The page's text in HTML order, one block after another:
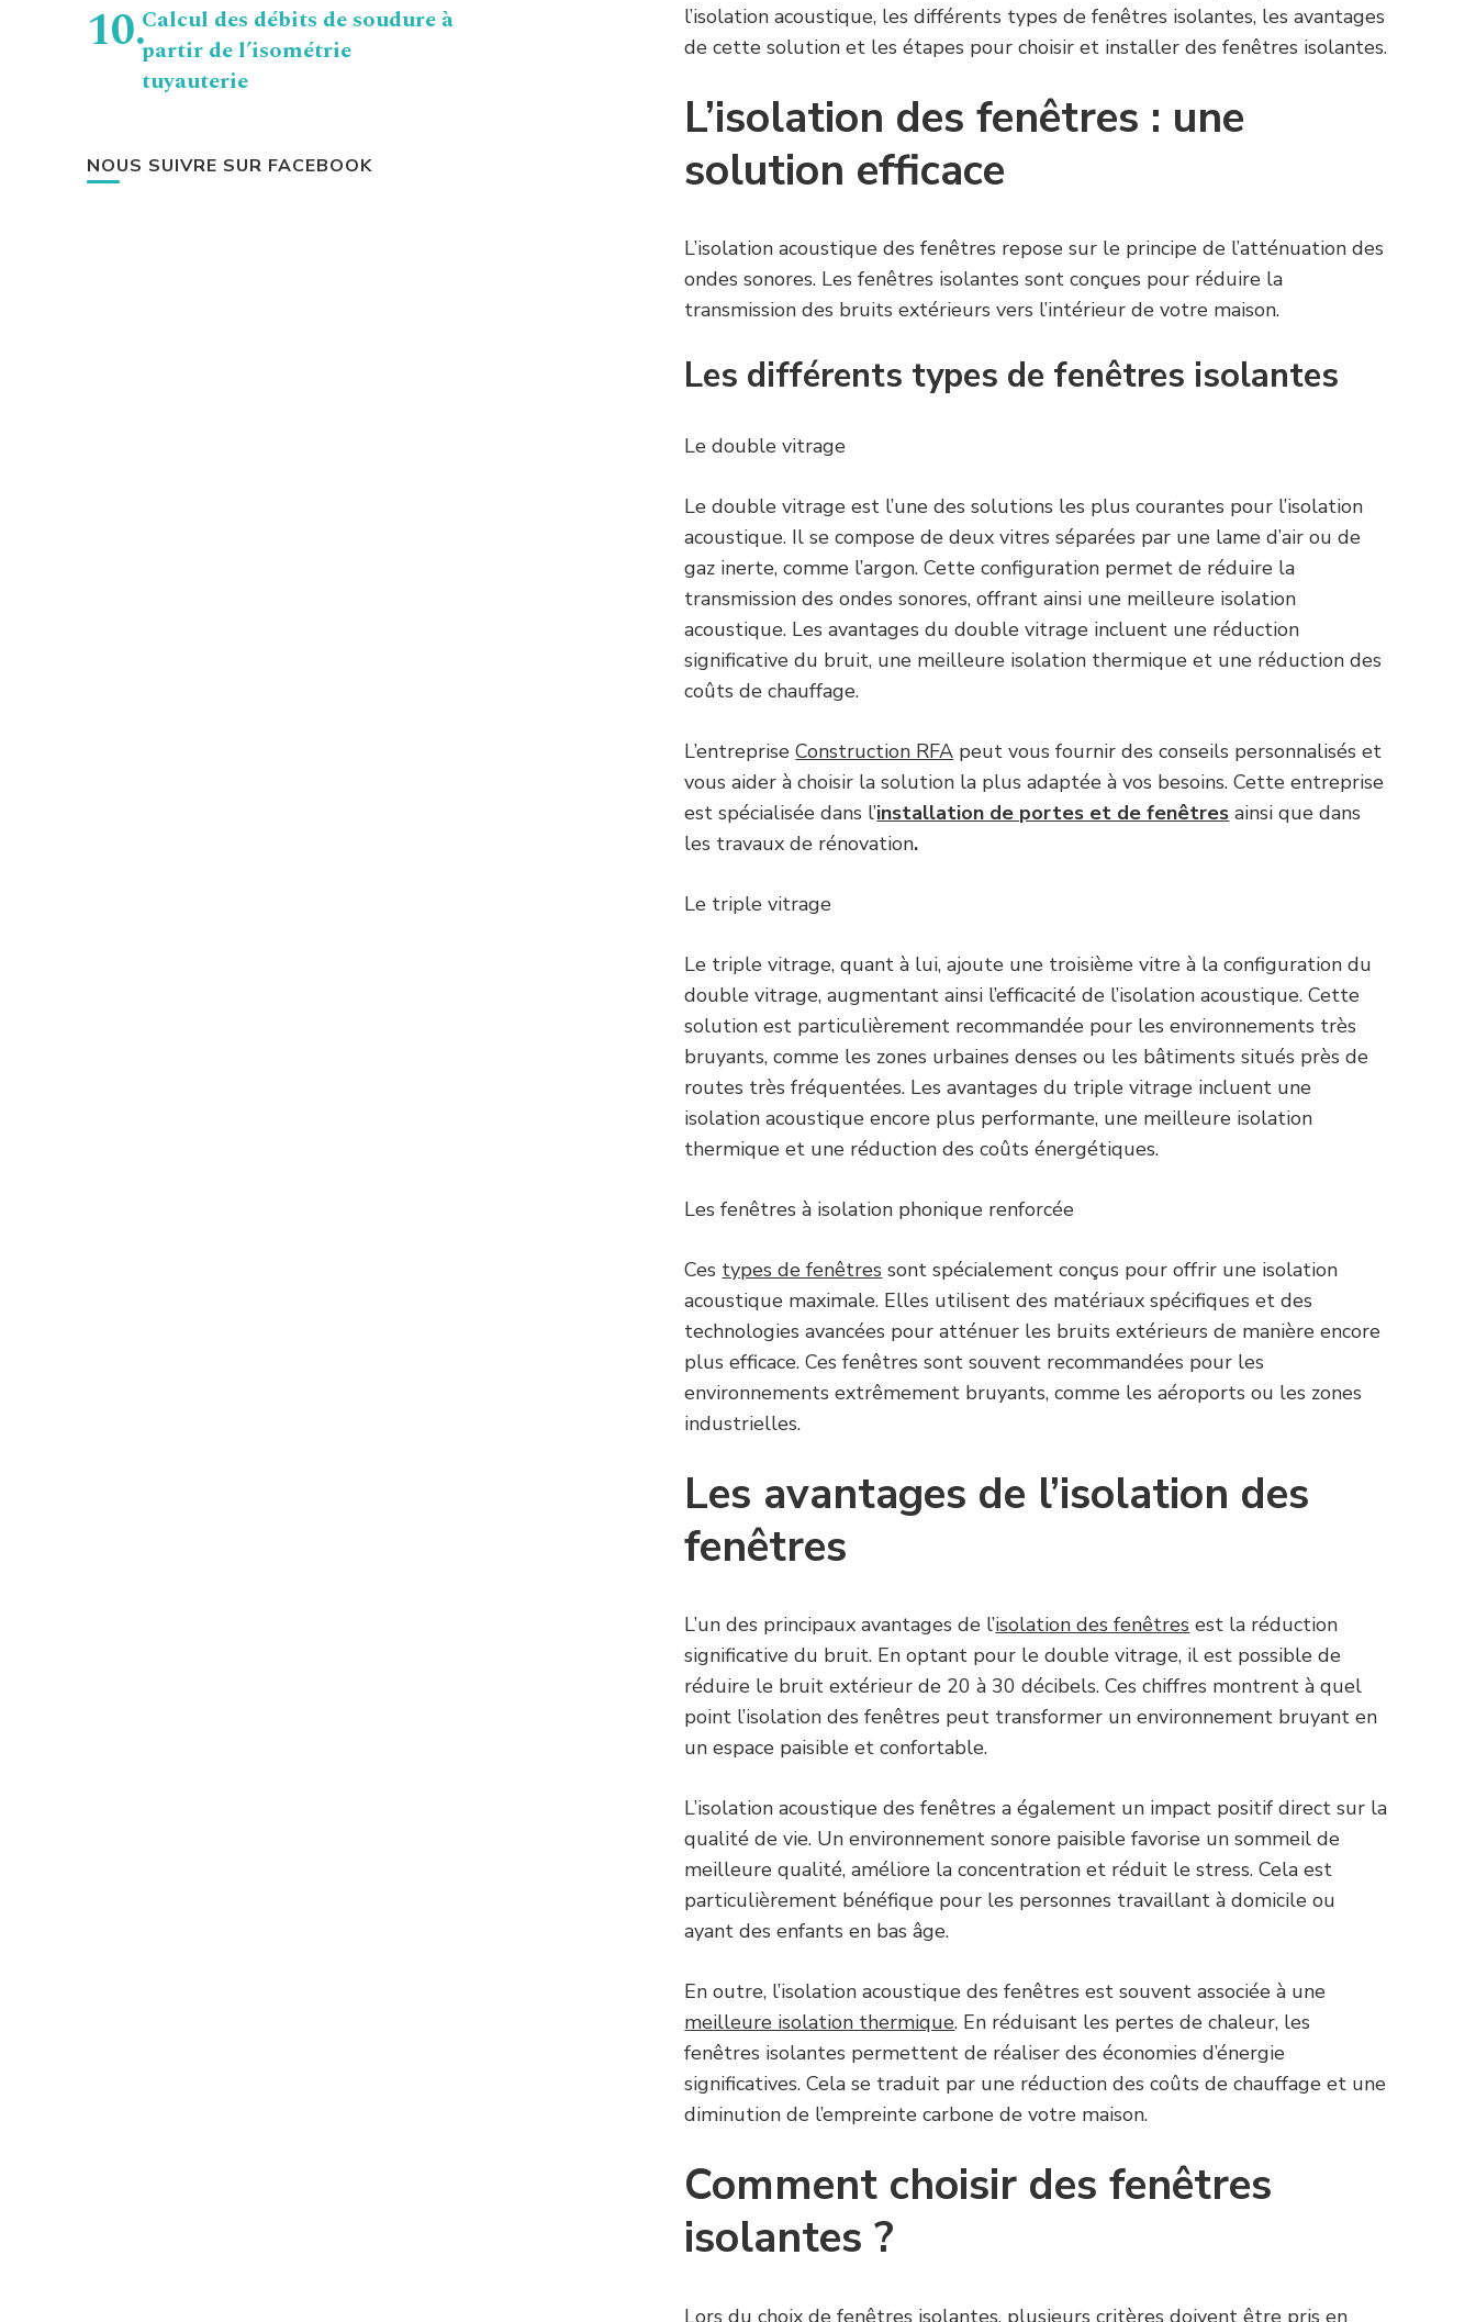
l’isolation acoustique, les différents types de fenêtres isolantes, les avantages
de cette solution et les étapes pour choisir et installer des fenêtres isolantes.
L’isolation des fenêtres : une
solution efficace
L’isolation acoustique des fenêtres repose sur le principe de l’atténuation des
ondes sonores. Les fenêtres isolantes sont conçues pour réduire la
transmission des bruits extérieurs vers l’intérieur de votre maison.
Les différents types de fenêtres isolantes
Le double vitrage
Le double vitrage est l’une des solutions les plus courantes pour l’isolation
acoustique. Il se compose de deux vitres séparées par une lame d’air ou de
gaz inerte, comme l’argon. Cette configuration permet de réduire la
transmission des ondes sonores, offrant ainsi une meilleure isolation
acoustique. Les avantages du double vitrage incluent une réduction
significative du bruit, une meilleure isolation thermique et une réduction des
coûts de chauffage.
L’entrepriseConstruction RFA peut vous fournir des conseils personnalisés et
vous aider à choisir la solution la plus adaptée à vos besoins. Cette entreprise
est spécialisée dans l’installation de portes et de fenêtres ainsi que dans
les travaux de rénovation.
Le triple vitrage
Le triple vitrage, quant à lui, ajoute une troisième vitre à la configuration du
double vitrage, augmentant ainsi l’efficacité de l’isolation acoustique. Cette
solution est particulièrement recommandée pour les environnements très
bruyants, comme les zones urbaines denses ou les bâtiments situés près de
routes très fréquentées. Les avantages du triple vitrage incluent une
isolation acoustique encore plus performante, une meilleure isolation
thermique et une réduction des coûts énergétiques.
Les fenêtres à isolation phonique renforcée
Ces types de fenêtres sont spécialement conçus pour offrir une isolation
acoustique maximale. Elles utilisent des matériaux spécifiques et des
technologies avancées pour atténuer les bruits extérieurs de manière encore
plus efficace. Ces fenêtres sont souvent recommandées pour les
environnements extrêmement bruyants, comme les aéroports ou les zones
industrielles.
Les avantages de l’isolation des
fenêtres
L’un des principaux avantages de l’isolation des fenêtres est la réduction
significative du bruit. En optant pour le double vitrage, il est possible de
réduire le bruit extérieur de 20 à 30 décibels. Ces chiffres montrent à quel
point l’isolation des fenêtres peut transformer un environnement bruyant en
un espace paisible et confortable.
L’isolation acoustique des fenêtres a également un impact positif direct sur la
qualité de vie. Un environnement sonore paisible favorise un sommeil de
meilleure qualité, améliore la concentration et réduit le stress. Cela est
particulièrement bénéfique pour les personnes travaillant à domicile ou
ayant des enfants en bas âge.
En outre, l’isolation acoustique des fenêtres est souvent associée à une
meilleure isolation thermique. En réduisant les pertes de chaleur, les
fenêtres isolantes permettent de réaliser des économies d’énergie
significatives. Cela se traduit par une réduction des coûts de chauffage et une
diminution de l’empreinte carbone de votre maison.
Comment choisir des fenêtres
isolantes ?
Lors du choix de fenêtres isolantes, plusieurs critères doivent être pris en
Calcul des débits de soudure à
partir de l’isométrie
tuyauterie
NOUS SUIVRE SUR FACEBOOK